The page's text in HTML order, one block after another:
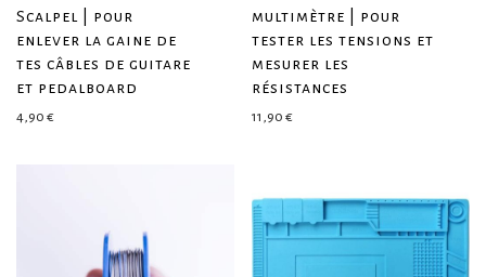
Scalpel | pour
enlever la gaine de
tes câbles de guitare
et pedalboard
4,90 €
multimètre | pour
tester les tensions et
mesurer les
résistances
11,90 €